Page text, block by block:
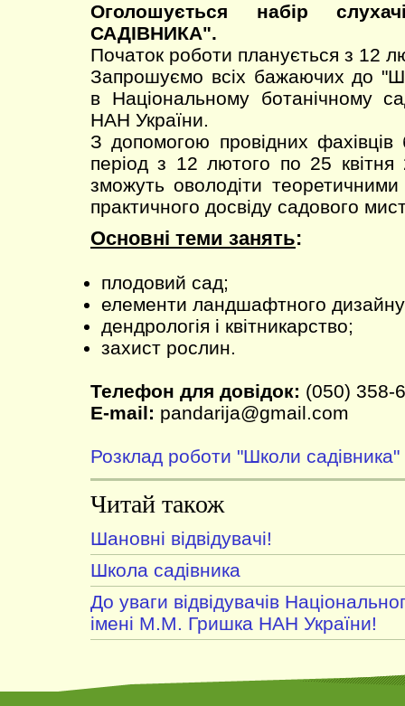
Оголошується набір
САДІВНИКА".
Початок роботи планується з 12
Запрошуємо всіх бажаючих до
в Національному ботанічному
НАН України.
З допомогою провідних фахівців
період з 12 лютого по 25
зможуть оволодіти
практичного досвіду садового
Основні теми занять:
плодовий сад;
елементи ландшафтного
дендрологія і квітникарство;
захист рослин.
Телефон для довідок: (050) 358-
E-mail: pandarija@gmail.com
Розклад роботи "Школи садівника"
Читай також
Шановні відвідувачі!
Школа садівника
До уваги відвідувачів
імені М.М. Гришка НАН України!